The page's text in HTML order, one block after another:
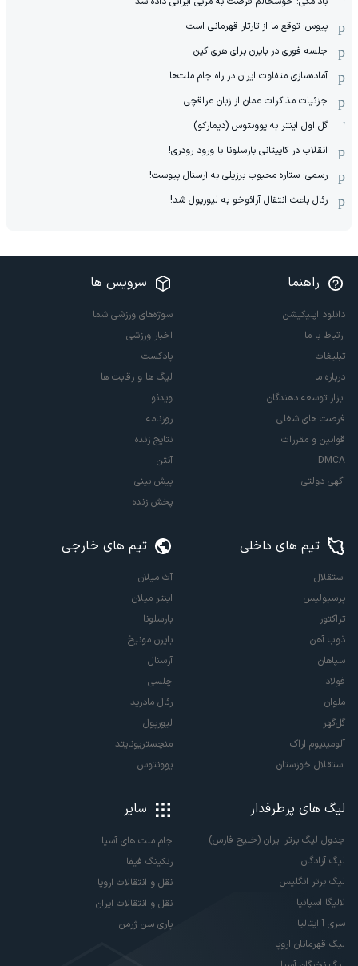
پیوس: توقع ما از تارتار قهرمانی است
جلسه فوری در بایرن برای هری کین
آماده‌سازی متفاوت ایران در راه جام ملت‌ها
جزئیات مذاکرات عمان از زبان عراقچی
گل اول اینتر به یوونتوس (دیمارکو)
انقلاب در کاپیتانی بارسلونا با ورود رودری!
رسمی: ستاره محبوب برزیلی به آرسنال پیوست!
رئال باعث انتقال آرائوخو به لیورپول شد!
راهنما
دانلود اپلیکیشن
ارتباط با ما
تبلیغات
درباره ما
ابزار توسعه دهندگان
فرصت های شغلی
قوانین و مقررات
DMCA
آگهی دولتی
سرویس ها
سوژه‌های ورزشی شما
اخبار ورزشی
پادکست
لیگ ها و رقابت ها
ویدئو
روزنامه
نتایج زنده
آنتن
پیش بینی
پخش زنده
تیم های داخلی
استقلال
پرسپولیس
تراکتور
ذوب آهن
سپاهان
فولاد
ملوان
گل‌گهر
آلومینیوم اراک
استقلال خوزستان
تیم های خارجی
آث میلان
اینتر میلان
بارسلونا
بایرن مونیخ
آرسنال
چلسی
رئال مادرید
لیورپول
منچستریونایتد
یوونتوس
لیگ های پرطرفدار
جدول لیگ برتر ایران (خلیج فارس)
لیگ آزادگان
لیگ برتر انگلیس
لالیگا اسپانیا
سری آ ایتالیا
لیگ قهرمانان اروپا
سایر
جام ملت های آسیا
رنکینگ فیفا
نقل و انتقالات اروپا
نقل و انتقالات ایران
پاری سن ژرمن